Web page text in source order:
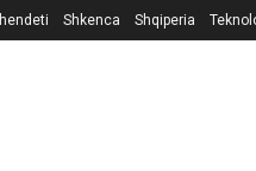
Shkenca Shqiperia